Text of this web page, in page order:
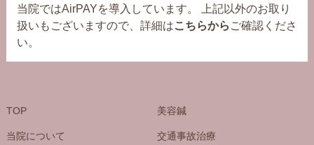
当院ではAirPAYを導入しています。 上記以外のお取り
扱いもございますので、詳細はこちらから ご確認くださ
い。
TOP
当院について
美容鍼
交通事故治療